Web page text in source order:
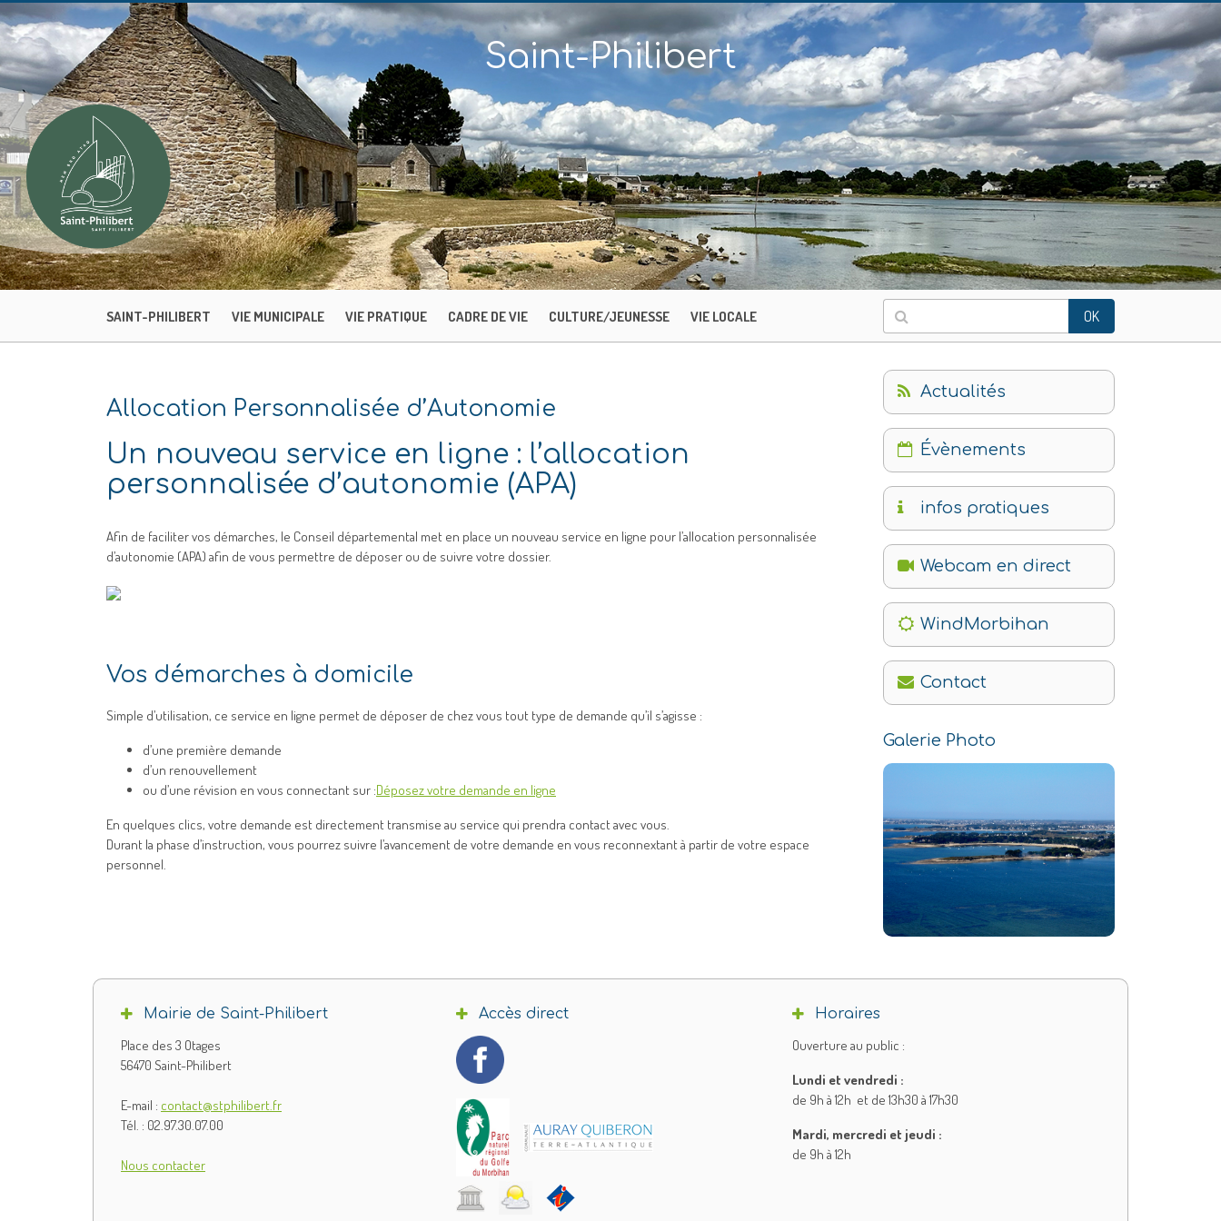
Saint-Philibert
SAINT-PHILIBERT VIE MUNICIPALE VIE PRATIQUE CADRE DE VIE CULTURE/JEUNESSE VIE LOCALE OK
Allocation Personnalisée d’Autonomie
Un nouveau service en ligne : l’allocation
personnalisée d’autonomie (APA)
Afin de faciliter vos démarches, le Conseil départemental met en place un nouveau service en ligne pour l’allocation personnalisée
d’autonomie (APA) afin de vous permettre de déposer ou de suivre votre dossier.
Vos démarches à domicile
Simple d’utilisation, ce service en ligne permet de déposer de chez vous tout type de demande qu’il s’agisse :
d’une première demande
d’un renouvellement
ou d’une révision en vous connectant sur :Déposez votre demande en ligne
En quelques clics, votre demande est directement transmise au service qui prendra contact avec vous.
Durant la phase d’instruction, vous pourrez suivre l’avancement de votre demande en vous reconnextant à partir de votre espace
personnel.
Actualités
Évènements
infos pratiques
Webcam en direct
WindMorbihan
Contact
Galerie Photo
Mairie de Saint-Philibert
Place des 3 Otages
56470 Saint-Philibert
E-mail : contact@stphilibert.fr
Tél. : 02.97.30.07.00
Nous contacter
Accès direct Horaires
Ouverture au public :
Lundi et vendredi :
de 9h à 12h et de 13h30 à 17h30
Mardi, mercredi et jeudi :
de 9h à 12h